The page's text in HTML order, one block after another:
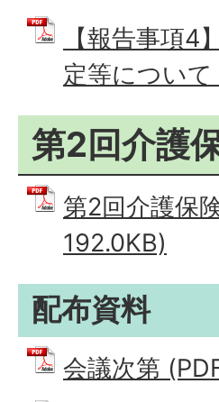
【報告事項4
定等につい
第2回介護
第2回介護保
192.0KB)
配布資料
会議次第